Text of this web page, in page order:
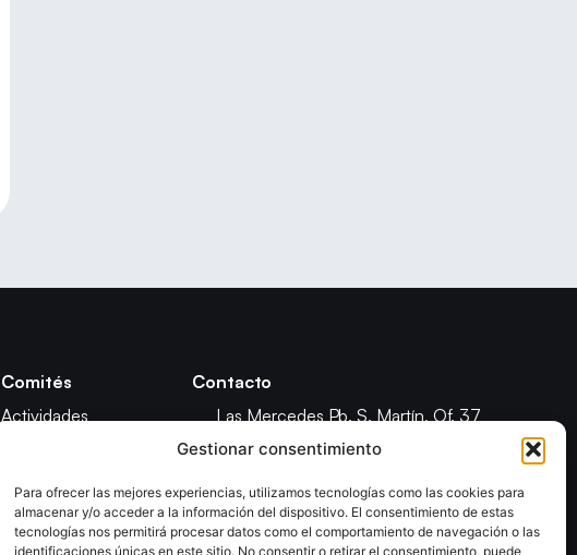
Gestionar consentimiento
Para ofrecer las mejores experiencias, utilizamos tecnologías como las cookies para
almacenar y/o acceder a la información del dispositivo. El consentimiento de estas
tecnologías nos permitirá procesar datos como el comportamiento de navegación o las
identificaciones únicas en este sitio. No consentir o retirar el consentimiento, puede
Comités
Actividades
Árbitros
Competición
Contacto
Las Mercedes Pb. S. Martín, Of. 37
Los Majuelos, La Laguna, Santa Cruz
de Tenerife
(+34) 922 821 973
info@fetenbm.com